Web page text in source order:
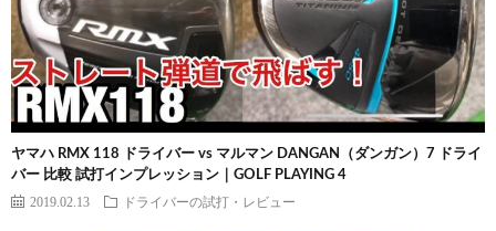
ヤマハ RMX 118 ドライバー vs マルマン DANGAN（ダンガン）7 ドライ
バー 比較 試打インプレッション｜GOLF PLAYING 4
2019.02.13 ドライバーの試打・レビュー